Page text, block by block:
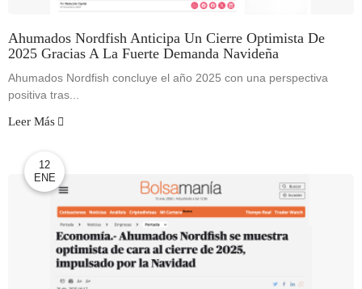
Ahumados Nordfish Anticipa Un Cierre Optimista De
2025 Gracias A La Fuerte Demanda Navideña
Ahumados Nordfish concluye el año 2025 con una perspectiva
positiva tras...
Leer Más
12
ENE